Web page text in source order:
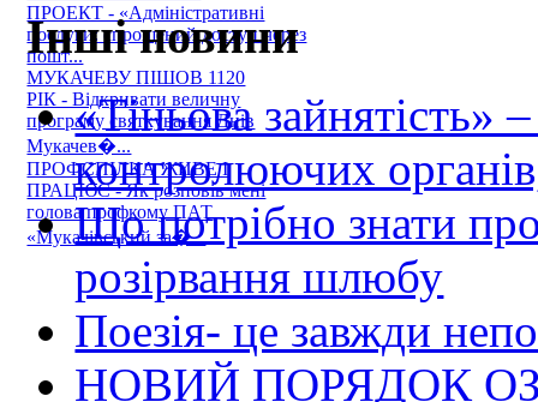
ПРОЕКТ - «Адміністративні
послуги: спрощений доступ через
пошт...
МУКАЧЕВУ ПІШОВ 1120
РІК - Відкривати величну
програму святкування Днів
Мукачев�...
ПРОФСПІЛКА ЖИВЕ І
ПРАЦЮЄ - Як розповів мені
голова профкому ПАТ
«Мукачівський за�...
Інші новини
«Тіньова зайнятість»
контролюючих
Що потрібно знати
розірвання шлюбу
Поезія- це завжди
НОВИЙ ПОРЯДОК